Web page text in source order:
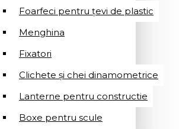
Foarfeci pentru țevi de plastic
Menghina
Fixatori
Clichete și chei dinamometrice
Lanterne pentru constructie
Boxe pentru scule